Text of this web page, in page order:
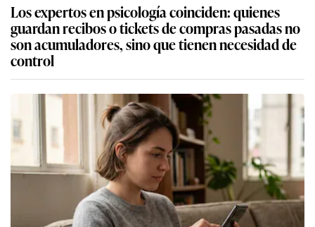
Los expertos en psicología coinciden: quienes
guardan recibos o tickets de compras pasadas no
son acumuladores, sino que tienen necesidad de
control